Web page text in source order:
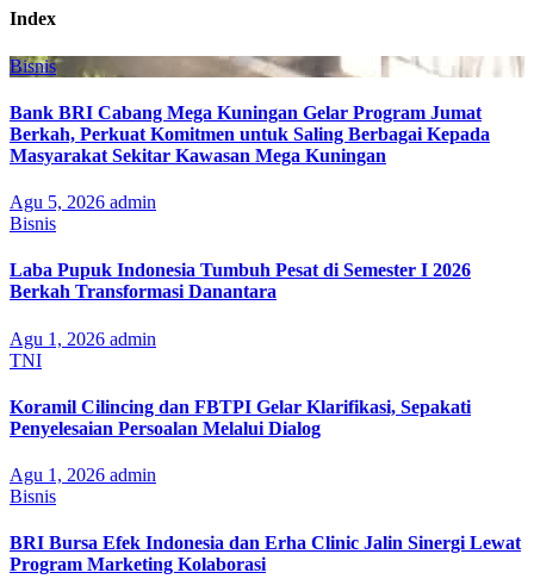
Index
Bisnis
Bank BRI Cabang Mega Kuningan Gelar Program Jumat
Berkah, Perkuat Komitmen untuk Saling Berbagai Kepada
Masyarakat Sekitar Kawasan Mega Kuningan
Agu 5, 2026 admin
Bisnis
Laba Pupuk Indonesia Tumbuh Pesat di Semester I 2026
Berkah Transformasi Danantara
Agu 1, 2026 admin
TNI
Koramil Cilincing dan FBTPI Gelar Klarifikasi, Sepakati
Penyelesaian Persoalan Melalui Dialog
Agu 1, 2026 admin
Bisnis
BRI Bursa Efek Indonesia dan Erha Clinic Jalin Sinergi Lewat
Program Marketing Kolaborasi